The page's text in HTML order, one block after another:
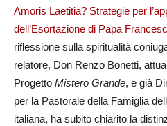
Amoris Laetitia? Strategie per
dell’Esortazione di Papa
riflessione sulla spiritualità
relatore, Don Renzo Bonetti,
Progetto Mistero Grande, e già
per la Pastorale della Famiglia
italiana, ha subito chiarito la